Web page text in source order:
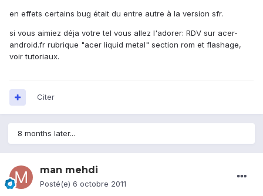
en effets certains bug était du entre autre à la version sfr.
si vous aimiez déja votre tel vous allez l'adorer: RDV sur acer-
android.fr rubrique "acer liquid metal" section rom et flashage,
voir tutoriaux.
Citer
8 months later...
man mehdi
Posté(e) 6 octobre 2011